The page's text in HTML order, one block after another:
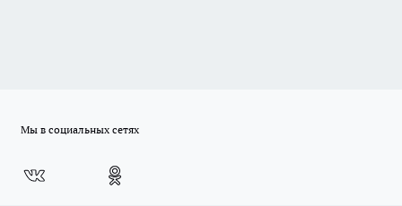
Мы в социальных сетях